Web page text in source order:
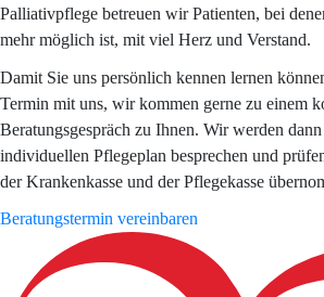
Palliativpflege betreuen wir Patienten, bei
mehr möglich ist, mit viel Herz und Verstand.
Damit Sie uns persönlich kennen lernen
Termin mit uns, wir kommen gerne zu einem
Beratungsgespräch zu Ihnen. Wir werden
individuellen Pflegeplan besprechen und
der Krankenkasse und der Pflegekasse
Beratungstermin vereinbaren